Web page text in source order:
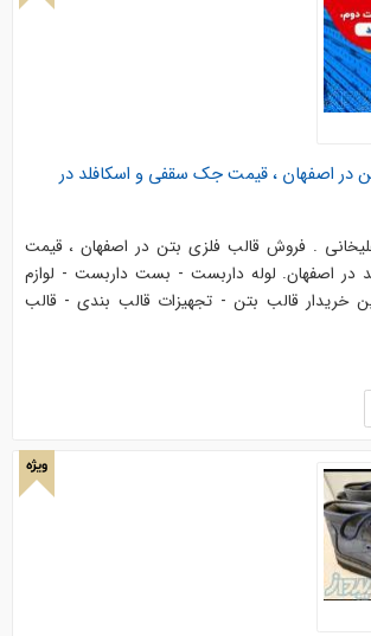
در اصفهان ، قیمت جک سقفی و اسکافلد در
. فروش قالب فلزی بتن در اصفهان ، قیمت
در اصفهان. لوله داربست - بست داربست - لوازم
خریدار قالب بتن - تجهیزات قالب بندی - قالب
ویژه